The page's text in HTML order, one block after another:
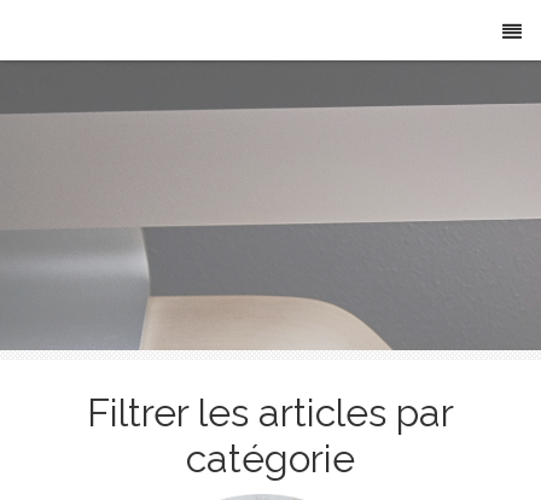
Filtrer les articles par
catégorie